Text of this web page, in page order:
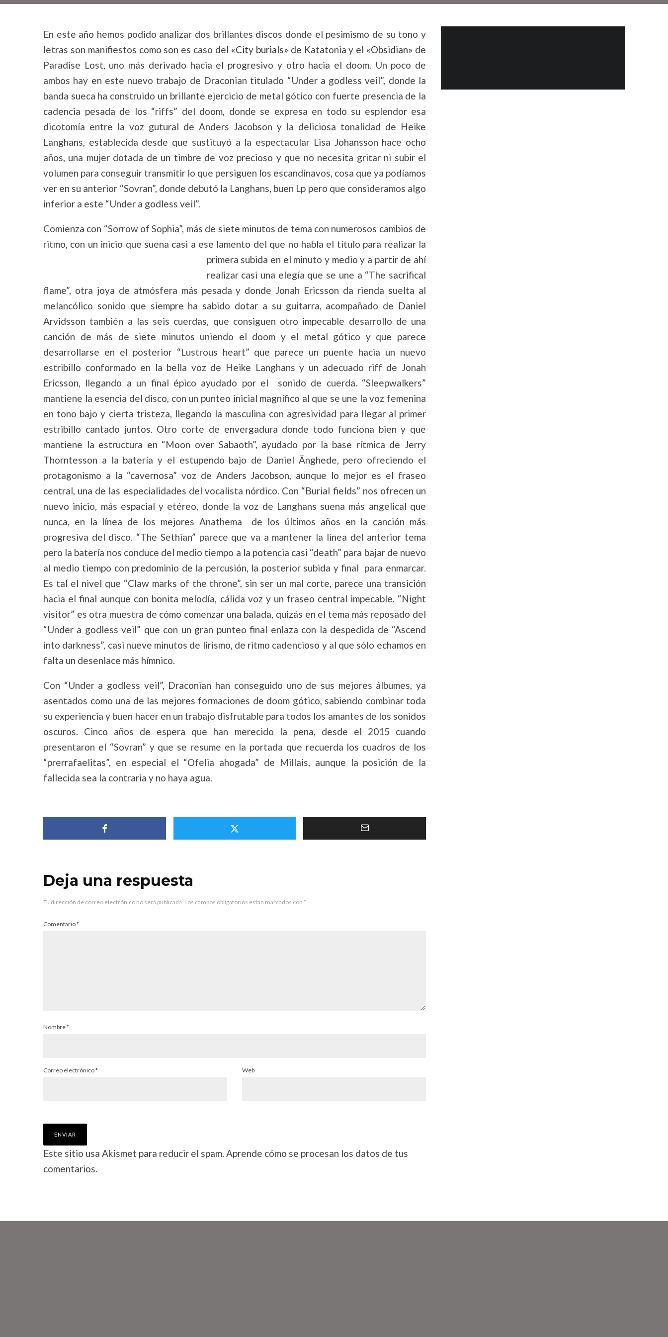
En este año hemos podido analizar dos brillantes discos donde el pesimismo de su tono y
letras son manifiestos como son es caso del «City burials» de Katatonia y el «Obsidian» de
Paradise Lost, uno más derivado hacia el progresivo y otro hacia el doom. Un poco de
ambos hay en este nuevo trabajo de Draconian titulado “Under a godless veil”, donde la
banda sueca ha construido un brillante ejercicio de metal gótico con fuerte presencia de la
cadencia pesada de los “riffs” del doom, donde se expresa en todo su esplendor esa
dicotomía entre la voz gutural de Anders Jacobson y la deliciosa tonalidad de Heike
Langhans, establecida desde que sustituyó a la espectacular Lisa Johansson hace ocho
años, una mujer dotada de un timbre de voz precioso y que no necesita gritar ni subir el
volumen para conseguir transmitir lo que persiguen los escandinavos, cosa que ya podíamos
ver en su anterior “Sovran”, donde debutó la Langhans, buen Lp pero que consideramos algo
inferior a este “Under a godless veil”.
Comienza con “Sorrow of Sophia”, más de siete minutos de tema con numerosos cambios de
ritmo, con un inicio que suena casi a ese lamento del que no habla el título para realizar la
primera subida en el minuto y medio y a partir de ahí
realizar casi una elegía que se une a “The sacrifical
flame”, otra joya de atmósfera más pesada y donde Jonah Ericsson da rienda suelta al
melancólico sonido que siempre ha sabido dotar a su guitarra, acompañado de Daniel
Arvidsson también a las seis cuerdas, que consiguen otro impecable desarrollo de una
canción de más de siete minutos uniendo el doom y el metal gótico y que parece
desarrollarse en el posterior “Lustrous heart” que parece un puente hacia un nuevo
estribillo conformado en la bella voz de Heike Langhans y un adecuado riff de Jonah
Ericsson, llegando a un final épico ayudado por el sonido de cuerda. “Sleepwalkers”
mantiene la esencia del disco, con un punteo inicial magnífico al que se une la voz femenina
en tono bajo y cierta tristeza, llegando la masculina con agresividad para llegar al primer
estribillo cantado juntos. Otro corte de envergadura donde todo funciona bien y que
mantiene la estructura en “Moon over Sabaoth”, ayudado por la base rítmica de Jerry
Thorntesson a la batería y el estupendo bajo de Daniel Änghede, pero ofreciendo el
protagonismo a la “cavernosa” voz de Anders Jacobson, aunque lo mejor es el fraseo
central, una de las especialidades del vocalista nórdico. Con “Burial fields” nos ofrecen un
nuevo inicio, más espacial y etéreo, donde la voz de Langhans suena más angelical que
nunca, en la línea de los mejores Anathema de los últimos años en la canción más
progresiva del disco. “The Sethian” parece que va a mantener la línea del anterior tema
pero la batería nos conduce del medio tiempo a la potencia casi “death” para bajar de nuevo
al medio tiempo con predominio de la percusión, la posterior subida y final para enmarcar.
Es tal el nivel que “Claw marks of the throne”, sin ser un mal corte, parece una transición
hacia el final aunque con bonita melodía, cálida voz y un fraseo central impecable. “Night
visitor” es otra muestra de cómo comenzar una balada, quizás en el tema más reposado del
“Under a godless veil” que con un gran punteo final enlaza con la despedida de “Ascend
into darkness”, casi nueve minutos de lirismo, de ritmo cadencioso y al que sólo echamos en
falta un desenlace más hímnico.
Con “Under a godless veil”, Draconian han conseguido uno de sus mejores álbumes, ya
asentados como una de las mejores formaciones de doom gótico, sabiendo combinar toda
su experiencia y buen hacer en un trabajo disfrutable para todos los amantes de los sonidos
oscuros. Cinco años de espera que han merecido la pena, desde el 2015 cuando
presentaron el “Sovran” y que se resume en la portada que recuerda los cuadros de los
“prerrafaelitas”, en especial el “Ofelia ahogada” de Millais, aunque la posición de la
fallecida sea la contraria y no haya agua.
Deja una respuesta
Tu dirección de correo electrónico no será publicada. Los campos obligatorios están marcados con *
Comentario*
Nombre*
Correo electrónico* Web
Este sitio usa Akismet para reducir el spam. Aprende cómo se procesan los datos de tus
comentarios.